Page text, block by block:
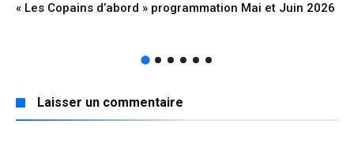
« Les Copains d’abord » programmation Mai et Juin 2026
Laisser un commentaire